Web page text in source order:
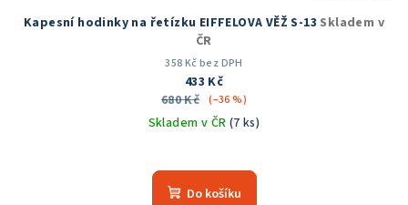
Kapesní hodinky na řetízku EIFFELOVA VĚŽ S-13 Skladem v
ČR
358 Kč bez DPH
433 Kč
680 Kč (–36 %)
Skladem v ČR (7 ks)
hodnocení
produktu
Do košíku